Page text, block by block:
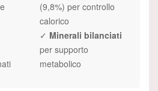
(9,8%) per controllo
calorico
✓ Minerali bilanciati
per supporto
metabolico